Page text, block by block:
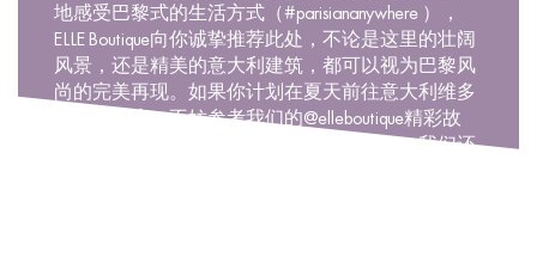
地感受巴黎式的生活方式（#parisiananywhere ），
ELLE Boutique向你诚挚推荐此处，不论是这里的壮阔
风景，还是精美的意大利建筑，都可以视为巴黎风
尚的完美再现。如果你计划在夏天前往意大利维多
利亚大酒店，不妨参考我们的@elleboutique精彩故
事，和我们一起探索一趟终生难忘的旅程。我们还